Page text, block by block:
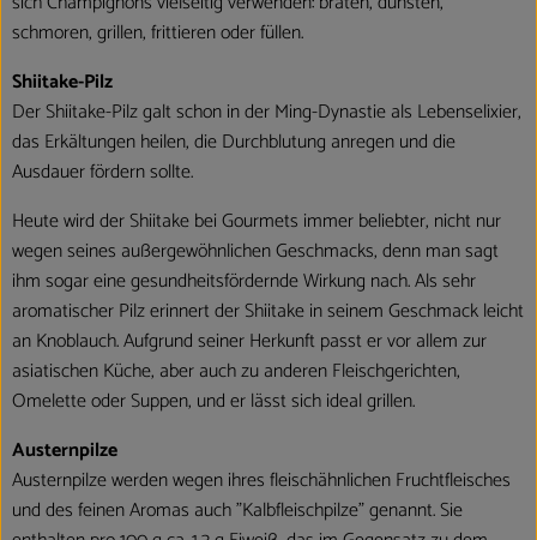
schmoren, grillen, frittieren oder füllen.
Shiitake-Pilz
Der Shiitake-Pilz galt schon in der Ming-Dynastie als Lebenselixier,
das Erkältungen heilen, die Durchblutung anregen und die
Ausdauer fördern sollte.
Heute wird der Shiitake bei Gourmets immer beliebter, nicht nur
wegen seines außergewöhnlichen Geschmacks, denn man sagt
ihm sogar eine gesundheitsfördernde Wirkung nach. Als sehr
aromatischer Pilz erinnert der Shiitake in seinem Geschmack leicht
an Knoblauch. Aufgrund seiner Herkunft passt er vor allem zur
asiatischen Küche, aber auch zu anderen Fleischgerichten,
Omelette oder Suppen, und er lässt sich ideal grillen.
Austernpilze
Austernpilze werden wegen ihres fleischähnlichen Fruchtfleisches
und des feinen Aromas auch "Kalbfleischpilze" genannt. Sie